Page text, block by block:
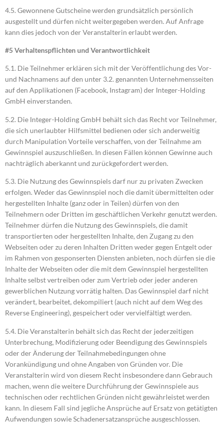
4.5. Gewonnene Gutscheine werden grundsätzlich persönlich
ausgestellt und dürfen nicht weitergegeben werden. Auf Anfrage
kann dies jedoch von der Veranstalterin erlaubt werden.
#5 Verhaltenspflichten und Verantwortlichkeit
5.1. Die Teilnehmer erklären sich mit der Veröffentlichung des Vor-
und Nachnamens auf den unter 3.2. genannten Unternehmensseiten
auf den Applikationen (Facebook, Instagram) der Integer-Holding
GmbH einverstanden.
5.2. Die Integer-Holding GmbH behält sich das Recht vor Teilnehmer,
die sich unerlaubter Hilfsmittel bedienen oder sich anderweitig
durch Manipulation Vorteile verschaffen, von der Teilnahme am
Gewinnspiel auszuschließen. In diesen Fällen können Gewinne auch
nachträglich aberkannt und zurückgefordert werden.
5.3. Die Nutzung des Gewinnspiels darf nur zu privaten Zwecken
erfolgen. Weder das Gewinnspiel noch die damit übermittelten oder
hergestellten Inhalte (ganz oder in Teilen) dürfen von den
Teilnehmern oder Dritten im geschäftlichen Verkehr genutzt werden.
Teilnehmer dürfen die Nutzung des Gewinnspiels, die damit
transportierten oder hergestellten Inhalte, den Zugang zu den
Webseiten oder zu deren Inhalten Dritten weder gegen Entgelt oder
im Rahmen von gesponserten Diensten anbieten, noch dürfen sie die
Inhalte der Webseiten oder die mit dem Gewinnspiel hergestellten
Inhalte selbst vertreiben oder zum Vertrieb oder jeder anderen
gewerblichen Nutzung vorrätig halten. Das Gewinnspiel darf nicht
verändert, bearbeitet, dekompiliert (auch nicht auf dem Weg des
Reverse Engineering), gespeichert oder vervielfältigt werden.
5.4. Die Veranstalterin behält sich das Recht der jederzeitigen
Unterbrechung, Modifizierung oder Beendigung des Gewinnspiels
oder der Änderung der Teilnahmebedingungen ohne
Vorankündigung und ohne Angaben von Gründen vor. Die
Veranstalterin wird von diesem Recht insbesondere dann Gebrauch
machen, wenn die weitere Durchführung der Gewinnspiele aus
technischen oder rechtlichen Gründen nicht gewährleistet werden
kann. In diesem Fall sind jegliche Ansprüche auf Ersatz von getätigten
Aufwendungen sowie Schadenersatzansprüche ausgeschlossen.